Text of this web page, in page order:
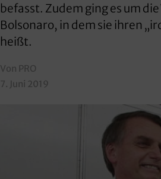
befasst. Zudem ging es um
Bolsonaro, in dem sie ihren
heißt.
Von PRO
7. Juni 2019